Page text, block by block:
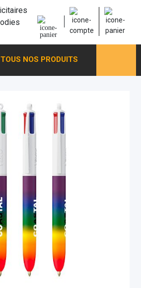
TOUS NOS PRODUITS